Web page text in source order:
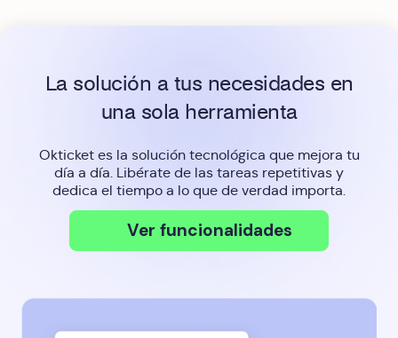
La solución a tus necesidades en
una sola herramienta
Okticket es la solución tecnológica que mejora tu
día a día. Libérate de las tareas repetitivas y
dedica el tiempo a lo que de verdad importa.
Ver funcionalidades